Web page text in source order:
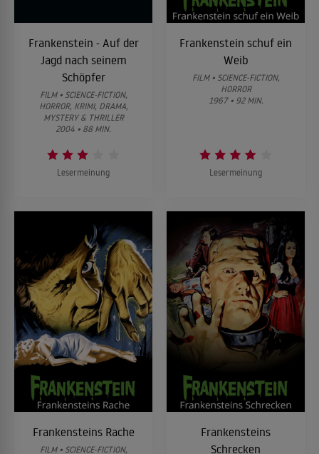
Frankenstein - Auf der
Jagd nach seinem
Schöpfer
FILM • SCIENCE-FICTION,
HORROR, KRIMI, DRAMA,
MYSTERY & THRILLER
2004 • 88 MIN.
Lesermeinung
Frankenstein schuf ein
Weib
FILM • SCIENCE-FICTION,
HORROR
1967 • 92 MIN.
Lesermeinung
Frankensteins Rache
FILM • SCIENCE-FICTION,
Frankensteins
Schrecken